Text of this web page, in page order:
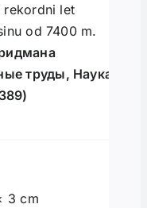
rekordni let
od 7400 m.
труды, Наука,
3 cm